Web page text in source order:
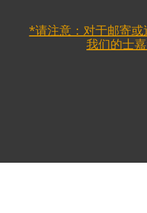
*请注意：对于邮寄
我们的士